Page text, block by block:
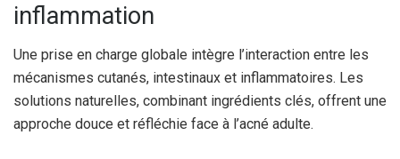
inflammation
Une prise en charge globale intègre l’interaction entre les
mécanismes cutanés, intestinaux et inflammatoires. Les
solutions naturelles, combinant ingrédients clés, offrent une
approche douce et réfléchie face à l’acné adulte.